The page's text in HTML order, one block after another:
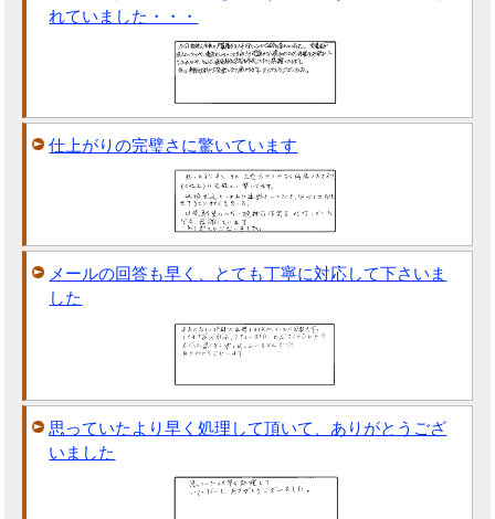
れていました・・・
仕上がりの完璧さに驚いています
メールの回答も早く、とても丁寧に対応して下さいま
した
思っていたより早く処理して頂いて、ありがとうござ
いました